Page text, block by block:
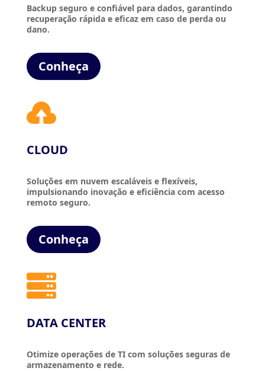
Backup seguro e confiável para dados, garantindo
recuperação rápida e eficaz em caso de perda ou
dano.
Conheça

CLOUD
Soluções em nuvem escaláveis e flexíveis,
impulsionando inovação e eficiência com acesso
remoto seguro.
Conheça

DATA CENTER
Otimize operações de TI com soluções seguras de
armazenamento e rede.